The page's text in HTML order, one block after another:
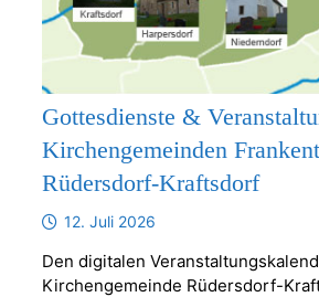
Gottesdienste &
Kirchengemeinden
Rüdersdorf-Kraftsdorf
12. Juli 2026
Den digitalen
Kirchengemeinde Rüdersdorf-